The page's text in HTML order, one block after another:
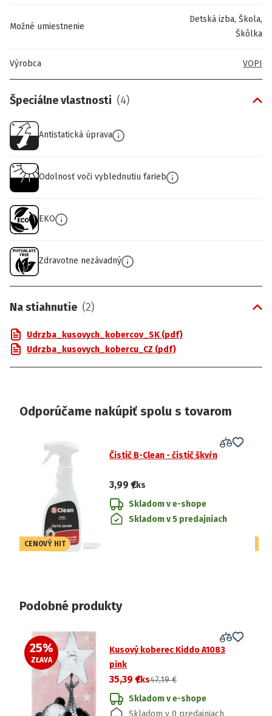
Možné umiestnenie
Detská izba, Škola,
Škôlka
Výrobca VOPI
Špeciálne vlastnosti (4)
Antistatická úprava
Odolnosť voči vyblednutiu farieb
EKO
Zdravotne nezávadný
Na stiahnutie (2)
Udrzba_kusovych_kobercov_SK (pdf)
Udrzba_kusovych_kobercu_CZ (pdf)
Odporúčame nakúpiť spolu s tovarom
CENOVÝ HIT
Čistič B-Clean - čistič škvŕn
3,99 €/ks
Skladom v e-shope
Skladom v 5 predajniach
Podobné produkty
25%
ZĽAVA
Kusový koberec Kiddo A1083
pink
35,39 €/ks47,19 €
Skladom v e-shope
Skladom v 0 predajniach